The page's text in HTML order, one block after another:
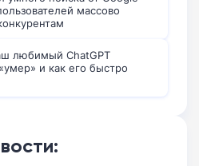
массово
любимый ChatGPT
и как его быстро